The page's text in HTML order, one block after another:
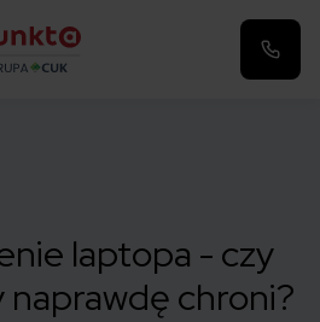
laptopa - czy
chroni?